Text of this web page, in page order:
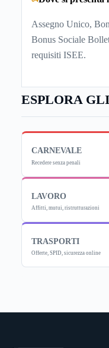
Assegno Unico,
Bonus Sociale
requisiti ISEE.
ESPLORA
CARNEVALE
Recedere senza penali
LAVORO
Affitti, mutui, ristrutturazioni
TRASPORTI
Offerte, SPID, sicurezza online